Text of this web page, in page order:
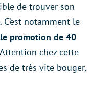
de trouver son
notamment le
promotion de 40
Attention chez cette
de très vite bouger,